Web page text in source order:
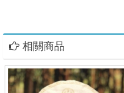
相關商品